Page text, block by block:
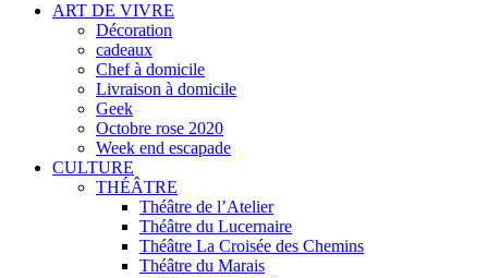
ART DE VIVRE
Décoration
cadeaux
Chef à domicile
Livraison à domicile
Geek
Octobre rose 2020
Week end escapade
CULTURE
THÉÂTRE
Théâtre de l’Atelier
Théâtre du Lucernaire
Théâtre La Croisée des Chemins
Théâtre du Marais